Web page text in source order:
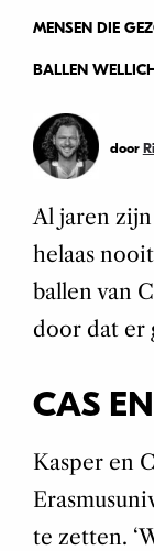
MENSEN DIE
BALLEN
door
Al jaren
helaas
ballen van
door dat er
CAS
Kasper en
te zetten. ‘